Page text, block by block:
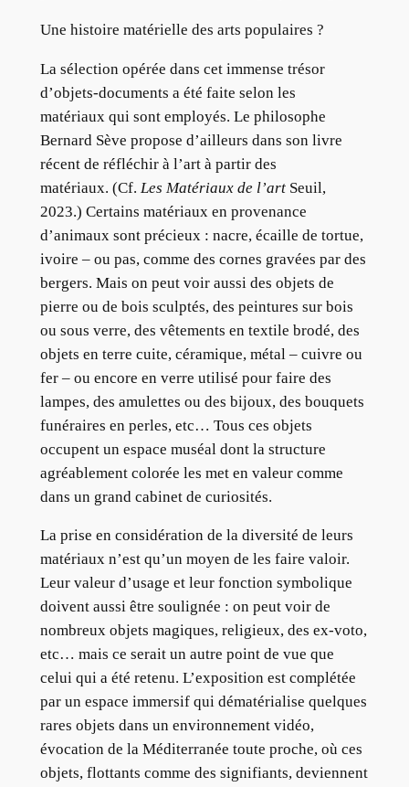
Une histoire matérielle des arts populaires ?
La sélection opérée dans cet immense trésor
d’objets-documents a été faite selon les
matériaux qui sont employés. Le philosophe
Bernard Sève propose d’ailleurs dans son livre
récent de réfléchir à l’art à partir des
matériaux. (Cf. Les Matériaux de l’artSeuil,
2023.) Certains matériaux en provenance
d’animaux sont précieux : nacre, écaille de tortue,
ivoire – ou pas, comme des cornes gravées par des
bergers. Mais on peut voir aussi des objets de
pierre ou de bois sculptés, des peintures sur bois
ou sous verre, des vêtements en textile brodé, des
objets en terre cuite, céramique, métal – cuivre ou
fer – ou encore en verre utilisé pour faire des
lampes, des amulettes ou des bijoux, des bouquets
funéraires en perles, etc… Tous ces objets
occupent un espace muséal dont la structure
agréablement colorée les met en valeur comme
dans un grand cabinet de curiosités.
La prise en considération de la diversité de leurs
matériaux n’est qu’un moyen de les faire valoir.
Leur valeur d’usage et leur fonction symbolique
doivent aussi être soulignée : on peut voir de
nombreux objets magiques, religieux, des ex-voto,
etc… mais ce serait un autre point de vue que
celui qui a été retenu. L’exposition est complétée
par un espace immersif qui dématérialise quelques
rares objets dans un environnement vidéo,
évocation de la Méditerranée toute proche, où ces
objets, flottants comme des signifiants, deviennent